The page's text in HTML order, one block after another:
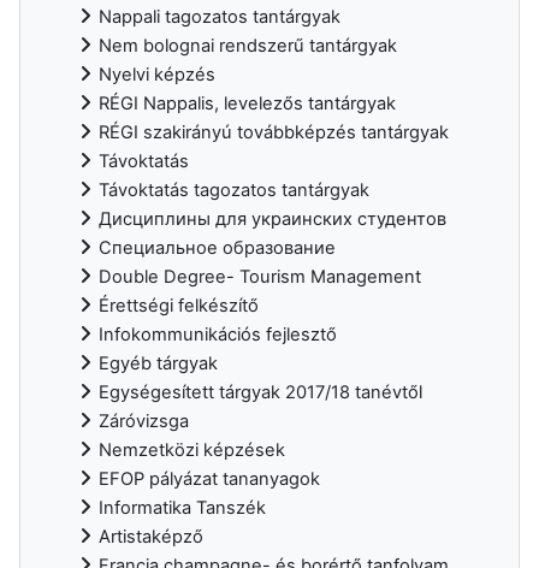
Nappali tagozatos tantárgyak
Nem bolognai rendszerű tantárgyak
Nyelvi képzés
RÉGI Nappalis, levelezős tantárgyak
RÉGI szakirányú továbbképzés tantárgyak
Távoktatás
Távoktatás tagozatos tantárgyak
Дисциплины для украинских студентов
Специальное образование
Double Degree- Tourism Management
Érettségi felkészítő
Infokommunikációs fejlesztő
Egyéb tárgyak
Egységesített tárgyak 2017/18 tanévtől
Záróvizsga
Nemzetközi képzések
EFOP pályázat tananyagok
Informatika Tanszék
Artistaképző